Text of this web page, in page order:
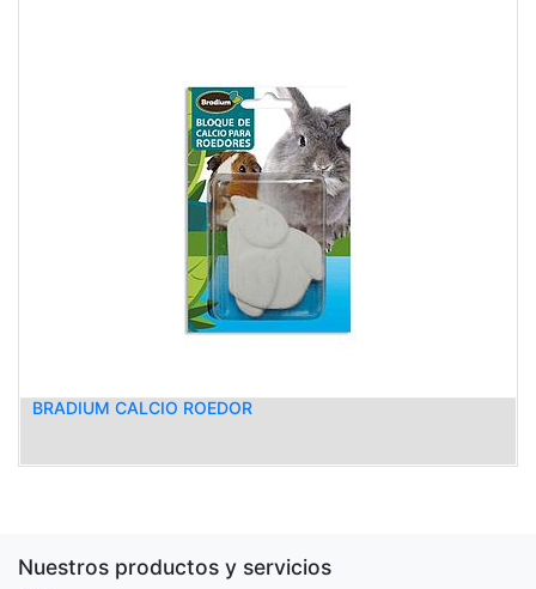
BRADIUM CALCIO ROEDOR
Nuestros productos y servicios